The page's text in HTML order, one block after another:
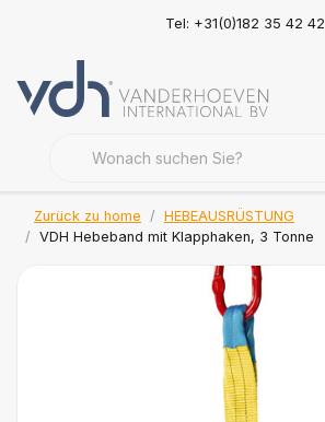
Tel: +31(0)182 35 42 42
Zurück zu home
HEBEAUSRÜSTUNG
VDH Hebeband mit Klapphaken, 3 Tonne